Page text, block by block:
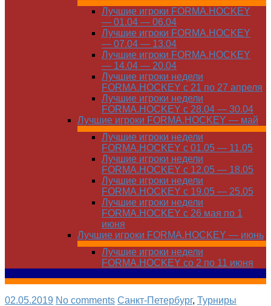
Лучшие игроки FORMA.HOCKEY
— 01.04 — 06.04
Лучшие игроки FORMA.HOCKEY
— 07.04 — 13.04
Лучшие игроки FORMA.HOCKEY
— 14.04 — 20.04
Лучшие игроки недели
FORMA.HOCKEY с 21 по 27 апреля
Лучшие игроки недели
FORMA.HOCKEY с 28.04 — 30.04
Лучшие игроки FORMA.HOCKEY — май
Лучшие игроки недели
FORMA.HOCKEY с 01.05 — 11.05
Лучшие игроки недели
FORMA.HOCKEY с 12.05 — 18.05
Лучшие игроки недели
FORMA.HOCKEY с 19.05 — 25.05
Лучшие игроки недели
FORMA.HOCKEY с 26 мая по 1
июня
Лучшие игроки FORMA.HOCKEY — июнь
Лучшие игроки недели
FORMA.HOCKEY со 2 по 11 июня
02.05.2019 No comments Санкт-Петербург, Турниры